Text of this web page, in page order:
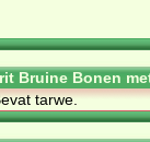
Bruine Bonen
tar­we.